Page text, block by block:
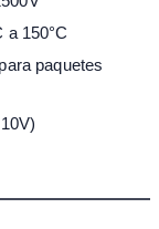
a 150°C
paquetes